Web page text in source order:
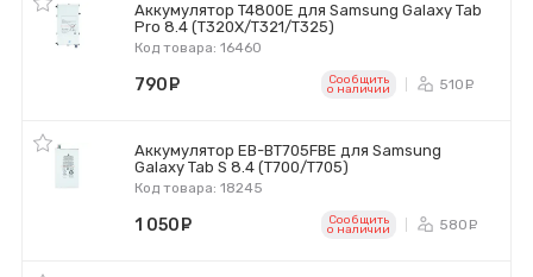
Аккумулятор T4800E для Samsung Galaxy Tab
Pro 8.4 (T320X/T321/T325)
Код товара: 16460
790 Сообщить
o наличии 510
Аккумулятор EB-BT705FBE для Samsung
Galaxy Tab S 8.4 (T700/T705)
Код товара: 18245
1 050 Сообщить
o наличии 580